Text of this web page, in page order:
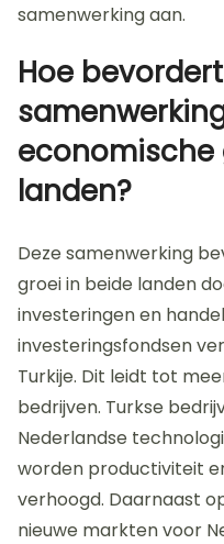
samenwerking aan.
Hoe
economische
landen?
Deze samenwerking
groei in beide landen
investeringen en
investeringsfondsen
Turkije. Dit leidt tot
bedrijven. Turkse
Nederlandse
worden productiviteit
verhoogd. Daarnaast
nieuwe markten voor